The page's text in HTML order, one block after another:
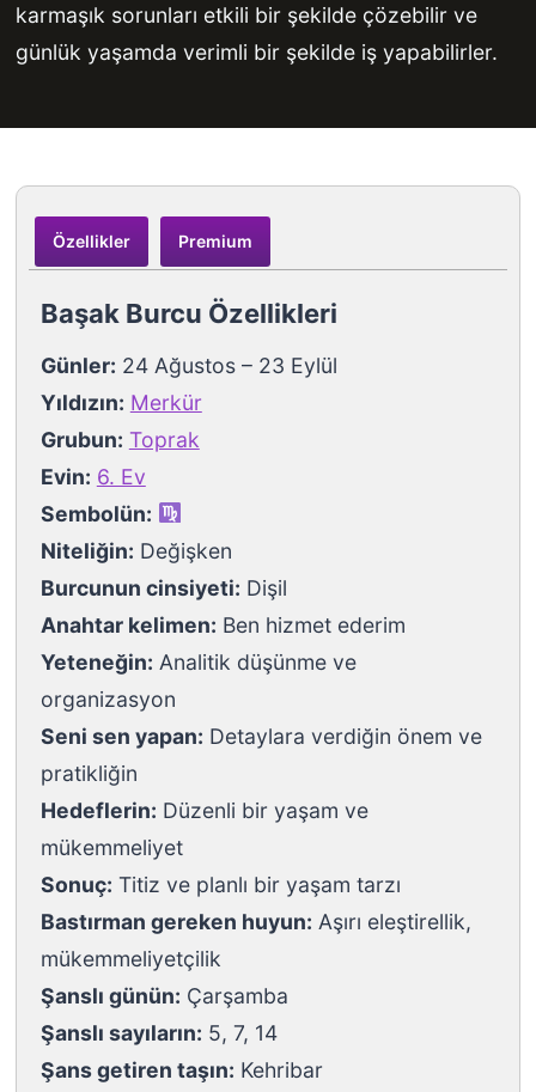
karmaşık sorunları etkili bir şekilde çözebilir ve
günlük yaşamda verimli bir şekilde iş yapabilirler.
Özellikler Premium
Başak Burcu Özellikleri
Günler: 24 Ağustos – 23 Eylül
Yıldızın: Merkür
Grubun: Toprak
Evin: 6. Ev
Sembolün:
Niteliğin: Değişken
Burcunun cinsiyeti: Dişil
Anahtar kelimen: Ben hizmet ederim
Yeteneğin: Analitik düşünme ve
organizasyon
Seni sen yapan: Detaylara verdiğin önem ve
pratikliğin
Hedeflerin: Düzenli bir yaşam ve
mükemmeliyet
Sonuç: Titiz ve planlı bir yaşam tarzı
Bastırman gereken huyun: Aşırı eleştirellik,
mükemmeliyetçilik
Şanslı günün: Çarşamba
Şanslı sayıların: 5, 7, 14
Şans getiren taşın: Kehribar